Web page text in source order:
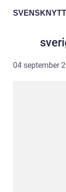
04 september